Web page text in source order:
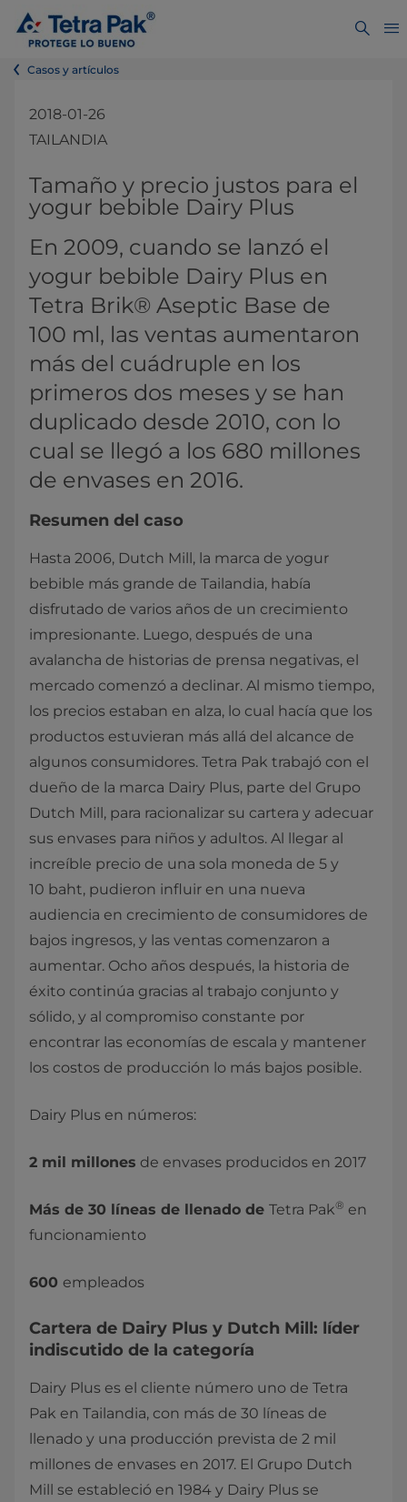
Casos y artículos
2018-01-26
TAILANDIA
Tamaño y precio justos para el
yogur bebible Dairy Plus
En 2009, cuando se lanzó el
yogur bebible Dairy Plus en
Tetra Brik® Aseptic Base de
100 ml, las ventas aumentaron
más del cuádruple en los
primeros dos meses y se han
duplicado desde 2010, con lo
cual se llegó a los 680 millones
de envases en 2016.
Resumen del caso
Hasta 2006, Dutch Mill, la marca de yogur
bebible más grande de Tailandia, había
disfrutado de varios años de un crecimiento
impresionante. Luego, después de una
avalancha de historias de prensa negativas, el
mercado comenzó a declinar. Al mismo tiempo,
los precios estaban en alza, lo cual hacía que los
productos estuvieran más allá del alcance de
algunos consumidores. Tetra Pak trabajó con el
dueño de la marca Dairy Plus, parte del Grupo
Dutch Mill, para racionalizar su cartera y adecuar
sus envases para niños y adultos. Al llegar al
increíble precio de una sola moneda de 5 y
10 baht, pudieron influir en una nueva
audiencia en crecimiento de consumidores de
bajos ingresos, y las ventas comenzaron a
aumentar. Ocho años después, la historia de
éxito continúa gracias al trabajo conjunto y
sólido, y al compromiso constante por
encontrar las economías de escala y mantener
los costos de producción lo más bajos posible.
Dairy Plus en números:
2 mil millones de envases producidos en 2017
Más de 30 líneas de llenado de Tetra Pak® en
funcionamiento
600 empleados
Cartera de Dairy Plus y Dutch Mill: líder
indiscutido de la categoría
Dairy Plus es el cliente número uno de Tetra
Pak en Tailandia, con más de 30 líneas de
llenado y una producción prevista de 2 mil
millones de envases en 2017. El Grupo Dutch
Mill se estableció en 1984 y Dairy Plus se